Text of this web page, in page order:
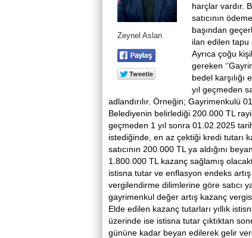
Zeynel Aslan
harçlar vardır.
satıcının
başından
ilan edilen tapu
Ayrıca çoğu
gereken
bedel
yıl geçmeden
adlandırılır. Örneğin; Gayrimenkulü
Belediyenin belirlediği 200.000 TL
geçmeden 1 yıl sonra 01.02.2025
istediğinde, en az çektiği kredi tutarı
satıcının 200.000 TL ya aldığını
1.800.000 TL kazanç sağlamış
istisna tutar ve enflasyon endeks
vergilendirme dilimlerine göre satıcı
gayrimenkul değer artış kazanç
Elde edilen kazanç tutarları yıllık
üzerinde ise istisna tutar çıktıktan
gününe kadar beyan edilerek gelir